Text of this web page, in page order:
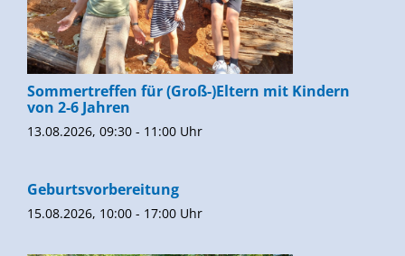
Sommertreffen für (Groß-)Eltern mit Kindern
von 2-6 Jahren
13.08.2026, 09:30 - 11:00 Uhr
Geburtsvorbereitung
15.08.2026, 10:00 - 17:00 Uhr